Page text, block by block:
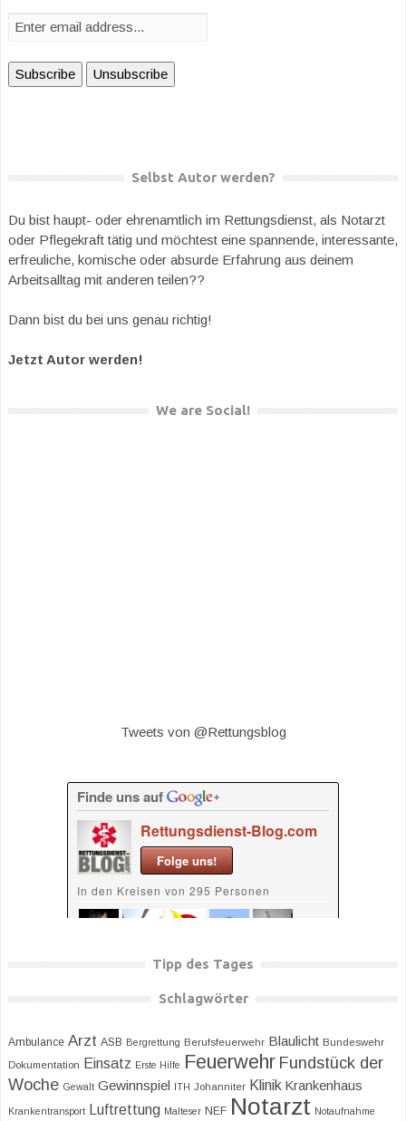
Selbst Autor werden?
Du bist haupt- oder ehrenamtlich im Rettungsdienst, als Notarzt
oder Pflegekraft tätig und möchtest eine spannende, interessante,
erfreuliche, komische oder absurde Erfahrung aus deinem
Arbeitsalltag mit anderen teilen??
Dann bist du bei uns genau richtig!
Jetzt Autor werden!
We are Social!
Tweets von @Rettungsblog
Tipp des Tages
Schlagwörter
Ambulance Arzt ASB Bergrettung Berufsfeuerwehr Blaulicht Bundeswehr
Dokumentation Einsatz Erste Hilfe Feuerwehr Fundstück der
Woche Gewalt Gewinnspiel ITH Johanniter Klinik Krankenhaus
Krankentransport Luftrettung Malteser NEF Notarzt Notaufnahme